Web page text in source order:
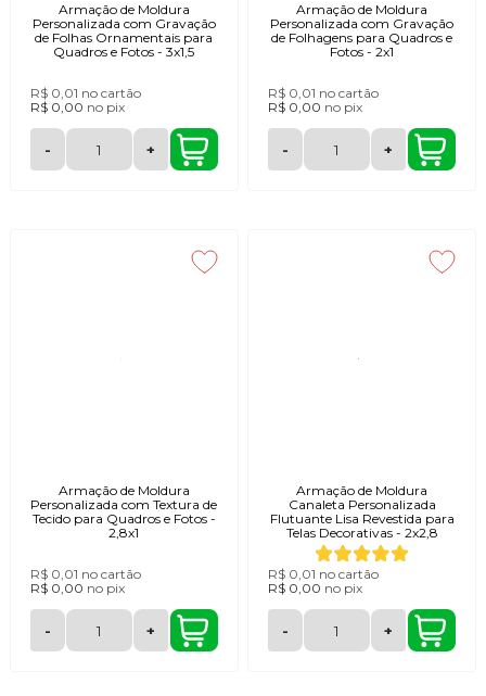
Armação de Moldura
Personalizada com Gravação
de Folhas Ornamentais para
Quadros e Fotos - 3x1,5
R$ 0,01 no cartão
R$ 0,00 no pix
- +
Armação de Moldura
Personalizada com Gravação
de Folhagens para Quadros e
Fotos - 2x1
R$ 0,01 no cartão
R$ 0,00 no pix
- +
Armação de Moldura
Personalizada com Textura de
Tecido para Quadros e Fotos -
2,8x1
R$ 0,01 no cartão
R$ 0,00 no pix
- +
Armação de Moldura
Canaleta Personalizada
Flutuante Lisa Revestida para
Telas Decorativas - 2x2,8
R$ 0,01 no cartão
R$ 0,00 no pix
- +